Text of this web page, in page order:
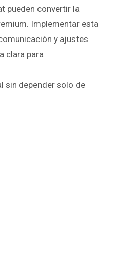
pueden convertir la
Implementar esta
y ajustes
clara para
sin depender solo de